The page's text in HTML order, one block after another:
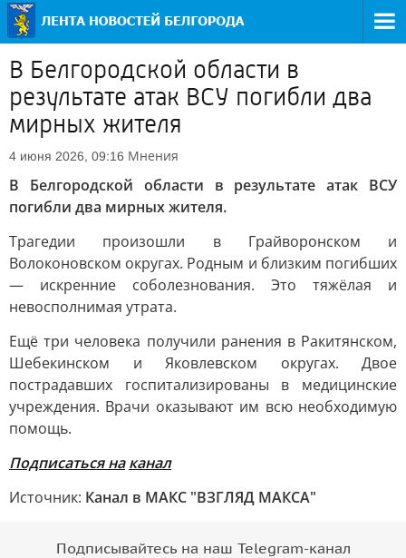
В Белгородской области в
результате атак ВСУ погибли два
мирных жителя
4 июня 2026, 09:16 Мнения
В Белгородской области в результате атак ВСУ
погибли два мирных жителя.
Трагедии произошли в Грайворонском и
Волоконовском округах. Родным и близким погибших
— искренние соболезнования. Это тяжёлая и
невосполнимая утрата.
Ещё три человека получили ранения в Ракитянском,
Шебекинском и Яковлевском округах. Двое
пострадавших госпитализированы в медицинские
учреждения. Врачи оказывают им всю необходимую
помощь.
Подписаться на канал
Источник: Канал в МАКС "ВЗГЛЯД МАКСА"
Подписывайтесь на наш Telegram-канал